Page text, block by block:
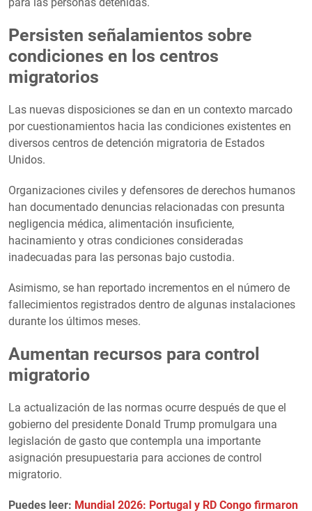
Persisten señalamientos sobre
condiciones en los centros
migratorios
Las nuevas disposiciones se dan en un contexto marcado
por cuestionamientos hacia las condiciones existentes en
diversos centros de detención migratoria de Estados
Unidos.
Organizaciones civiles y defensores de derechos humanos
han documentado denuncias relacionadas con presunta
negligencia médica, alimentación insuficiente,
hacinamiento y otras condiciones consideradas
inadecuadas para las personas bajo custodia.
Asimismo, se han reportado incrementos en el número de
fallecimientos registrados dentro de algunas instalaciones
durante los últimos meses.
Aumentan recursos para control
migratorio
La actualización de las normas ocurre después de que el
gobierno del presidente Donald Trump promulgara una
legislación de gasto que contempla una importante
asignación presupuestaria para acciones de control
migratorio.
Puedes leer: Mundial 2026: Portugal y RD Congo firmaron